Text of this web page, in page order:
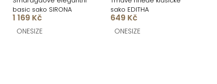
basic sako SIRONA
1 169 Kč
ONESIZE
sako EDITHA
649 Kč
ONESIZE